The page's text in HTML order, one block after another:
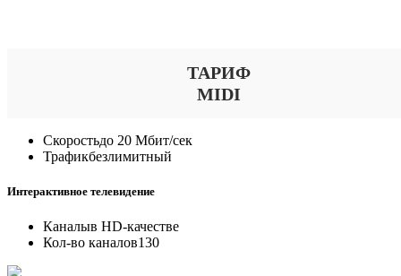
ТАРИФ
MIDI
Скоростьдо 20 Мбит/сек
Трафикбезлимитный
Интерактивное телевидение
Каналыв HD-качестве
Кол-во каналов130